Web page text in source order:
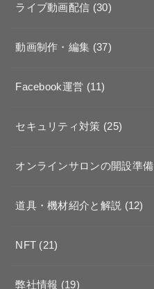
ライブ動画配信 (30)
動画制作・編集 (37)
Facebook運営 (11)
セキュリティ対策 (25)
オンラインサロンの開設準備
道具・機材紹介と解説 (12)
NFT (21)
弊社情報 (19)